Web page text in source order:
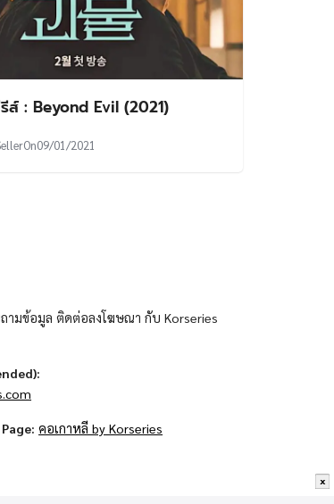
x
ส์ : Beyond Evil (2021)
On09/01/2021
ามข้อมูล ติดต่อลงโฆษณา กับ Korseries
คอเกาหลี by Korseries